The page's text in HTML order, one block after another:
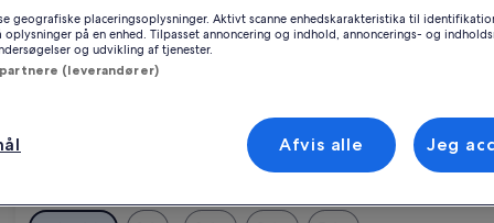
10 11 12 13 14 15 16
24 29 30
14 15
28 29
ferieboliger i Tarragona, der passer perfekt til din rejse. Uanset om
f.eks. parkering og en have. Uanset hvad du er på jagt efter,
Cambrils
geografiske placeringsoplysninger. Aktivt scanne enhedskarakteristika til
på en enhed. Tilpasset annoncering og indhold, annoncerings- og
og udvikling af tjenester.
(leverandører)
Afvis alle Jeg